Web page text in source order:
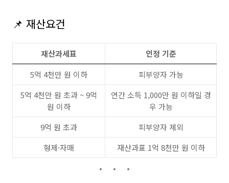
📌 재산요건
재산과세표
인정 기준
5억 4천만 원 이하
피부양자 가능
5억 4천만 원 초과 ~ 9억
원 이하
연간 소득 1,000만 원 이하일 경
우 가능
9억 원 초과
피부양자 제외
형제·자매
재산과표 1억 8천만 원 이하